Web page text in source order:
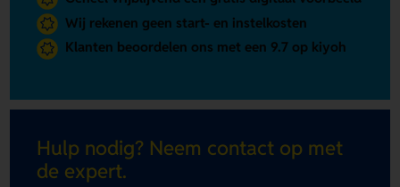
Wij rekenen geen start- en instelkosten
Klanten beoordelen ons met een 9.7 op kiyoh
Hulp nodig? Neem contact op met
de expert.